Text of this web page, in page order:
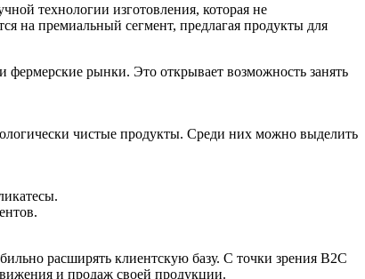
технологии изготовления, которая не
на премиальный сегмент, предлагая продукты для
фермерские рынки. Это открывает возможность занять
чистые продукты. Среди них можно выделить
расширять клиентскую базу. С точки зрения B2C
и продаж своей продукции.